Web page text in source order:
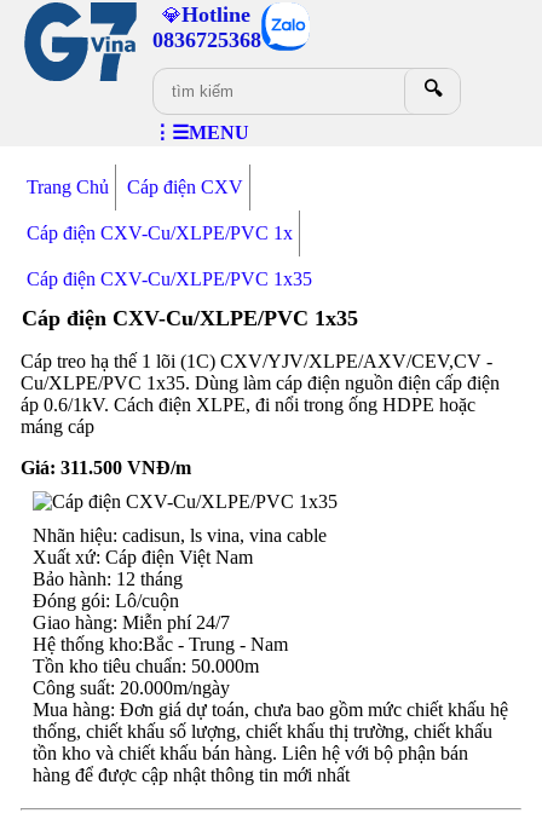
💎Hotline
0836725368
🔍
⋮☰MENU
Trang Chủ Cáp điện CXV
Cáp điện CXV-Cu/XLPE/PVC 1x
Cáp điện CXV-Cu/XLPE/PVC 1x35
Cáp điện CXV-Cu/XLPE/PVC 1x35
Cáp treo hạ thế 1 lõi (1C) CXV/YJV/XLPE/AXV/CEV,CV -
Cu/XLPE/PVC 1x35. Dùng làm cáp điện nguồn điện cấp điện
áp 0.6/1kV. Cách điện XLPE, đi nổi trong ống HDPE hoặc
máng cáp
Giá: 311.500VNĐ/m
Nhãn hiệu: cadisun, ls vina, vina cable
Xuất xứ: Cáp điện Việt Nam
Bảo hành: 12 tháng
Đóng gói: Lô/cuộn
Giao hàng: Miễn phí 24/7
Hệ thống kho:Bắc - Trung - Nam
Tồn kho tiêu chuẩn: 50.000m
Công suất: 20.000m/ngày
Mua hàng: Đơn giá dự toán, chưa bao gồm mức chiết khấu hệ
thống, chiết khấu số lượng, chiết khấu thị trường, chiết khấu
tồn kho và chiết khấu bán hàng. Liên hệ với bộ phận bán
hàng để được cập nhật thông tin mới nhất